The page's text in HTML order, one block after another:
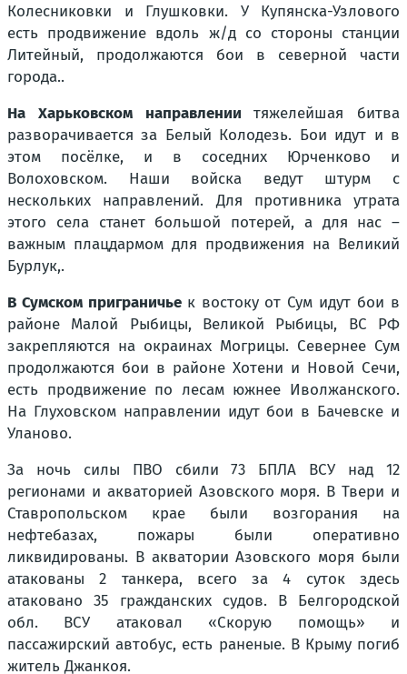
Колесниковки и Глушковки. У Купянска-Узлового
есть продвижение вдоль ж/д со стороны станции
Литейный, продолжаются бои в северной части
города..
На Харьковском направлениитяжелейшая битва
разворачивается за Белый Колодезь. Бои идут и в
этом посёлке, и в соседних Юрченково и
Волоховском. Наши войска ведут штурм с
нескольких направлений. Для противника утрата
этого села станет большой потерей, а для нас –
важным плацдармом для продвижения на Великий
Бурлук,.
В Сумском приграничье к востоку от Сум идут бои в
районе Малой Рыбицы, Великой Рыбицы, ВС РФ
закрепляются на окраинах Могрицы. Севернее Сум
продолжаются бои в районе Хотени и Новой Сечи,
есть продвижение по лесам южнее Иволжанского.
На Глуховском направлении идут бои в Бачевске и
Уланово.
За ночь силы ПВО сбили 73 БПЛА ВСУ над 12
регионами и акваторией Азовского моря. В Твери и
Ставропольском крае были возгорания на
нефтебазах, пожары были оперативно
ликвидированы. В акватории Азовского моря были
атакованы 2 танкера, всего за 4 суток здесь
атаковано 35 гражданских судов. В Белгородской
обл. ВСУ атаковал «Скорую помощь» и
пассажирский автобус, есть раненые. В Крыму погиб
житель Джанкоя.